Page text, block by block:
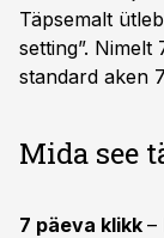
Täpsemalt
setting”.
standard aken
Mida see
7 päeva klikk –